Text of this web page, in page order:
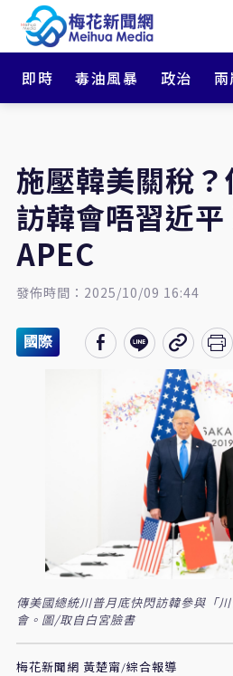
即時 毒油風暴 政治 兩
施壓韓美關稅
訪韓會唔習近
APEC
發佈時間：2025/10/09 16:44
國際
傳美國總統川普月底快閃訪韓參與「
會。圖/取自白宮臉書
梅花新聞網 黃楚甯/綜合報導